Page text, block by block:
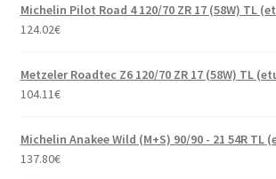
Michelin Pilot Road 4 120/70 ZR 17 (58W) TL
124.02€
Metzeler Roadtec Z6 120/70 ZR 17 (58W) TL
104.11€
Michelin Anakee Wild (M+S) 90/90 - 21 54R TL
137.80€